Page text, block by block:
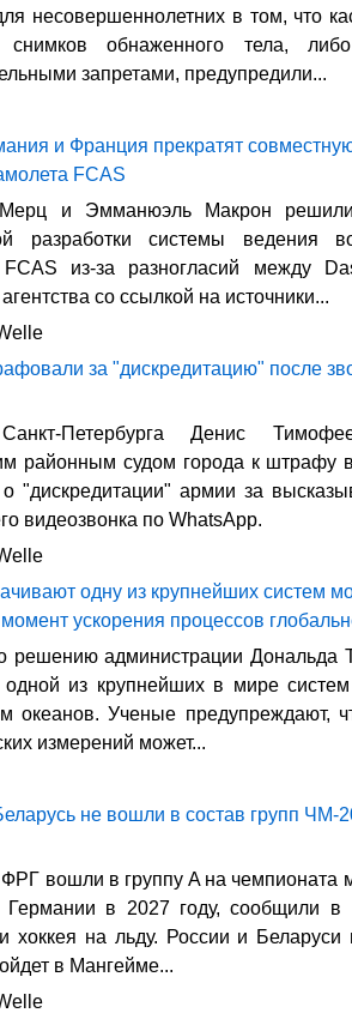
несовершеннолетних в том, что
снимков обнаженного тела,
запретами, предупредили...
и Франция прекратят
FCAS
и Эмманюэль Макрон решили
разработки системы ведения
FCAS из-за разногласий между
со ссылкой на источники...
за "дискредитацию" после
Петербурга Денис
районным судом города к штрафу
о "дискредитации" армии за
видеозвонка по WhatsApp.
одну из крупнейших систем
ускорения процессов
администрации Дональда
из крупнейших в мире
океанов. Ученые предупреждают,
измерений может...
не вошли в состав групп ЧМ-
вошли в группу A на чемпионата
в 2027 году, сообщили в
хоккея на льду. России и Беларуси
в Мангейме...